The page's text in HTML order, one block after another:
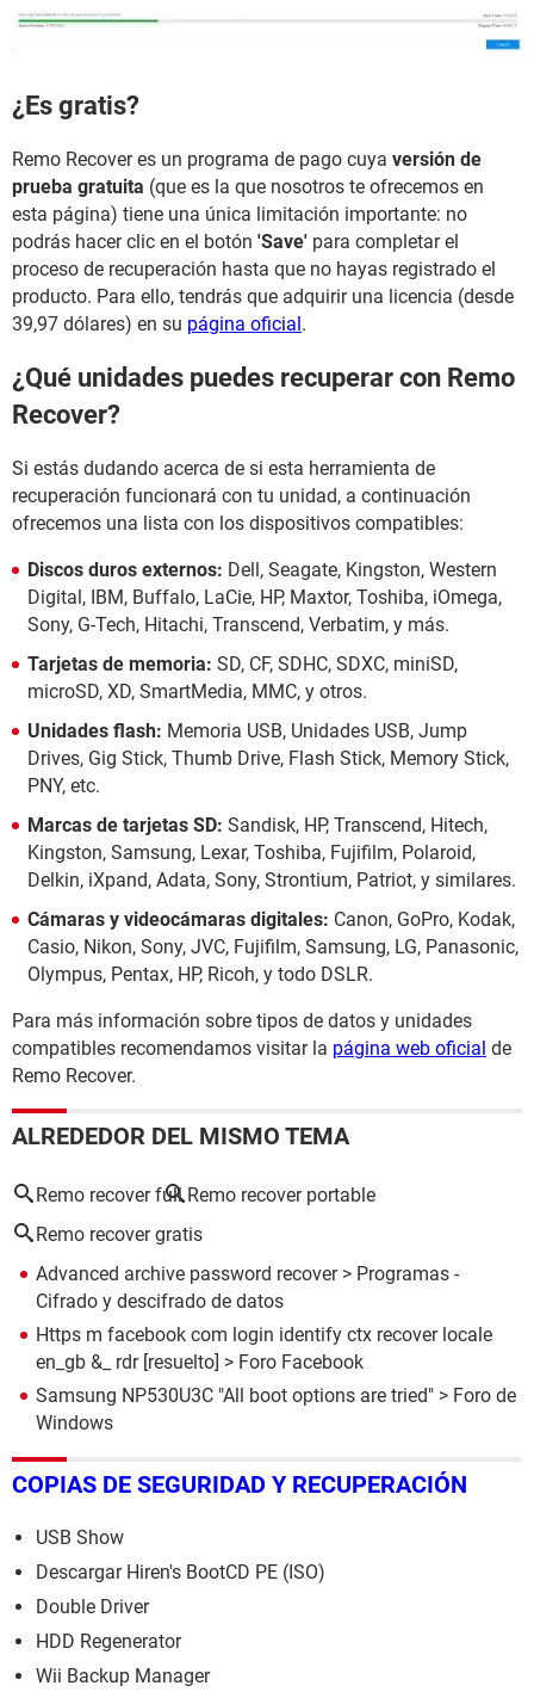
¿Es gratis?
Remo Recover es un programa de pago cuya versión de
prueba gratuita (que es la que nosotros te ofrecemos en
esta página) tiene una única limitación importante: no
podrás hacer clic en el botón 'Save' para completar el
proceso de recuperación hasta que no hayas registrado el
producto. Para ello, tendrás que adquirir una licencia (desde
39,97 dólares) en su página oficial.
¿Qué unidades puedes recuperar con Remo
Recover?
Si estás dudando acerca de si esta herramienta de
recuperación funcionará con tu unidad, a continuación
ofrecemos una lista con los dispositivos compatibles:
Discos duros externos: Dell, Seagate, Kingston, Western
Digital, IBM, Buffalo, LaCie, HP, Maxtor, Toshiba, iOmega,
Sony, G-Tech, Hitachi, Transcend, Verbatim, y más.
Tarjetas de memoria: SD, CF, SDHC, SDXC, miniSD,
microSD, XD, SmartMedia, MMC, y otros.
Unidades flash: Memoria USB, Unidades USB, Jump
Drives, Gig Stick, Thumb Drive, Flash Stick, Memory Stick,
PNY, etc.
Marcas de tarjetas SD: Sandisk, HP, Transcend, Hitech,
Kingston, Samsung, Lexar, Toshiba, Fujifilm, Polaroid,
Delkin, iXpand, Adata, Sony, Strontium, Patriot, y similares.
Cámaras y videocámaras digitales: Canon, GoPro, Kodak,
Casio, Nikon, Sony, JVC, Fujifilm, Samsung, LG, Panasonic,
Olympus, Pentax, HP, Ricoh, y todo DSLR.
Para más información sobre tipos de datos y unidades
compatibles recomendamos visitar la página web oficial de
Remo Recover.
ALREDEDOR DEL MISMO TEMA
Remo recover full Remo recover portable
Remo recover gratis
Advanced archive password recover> Programas -
Cifrado y descifrado de datos
Https m facebook com login identify ctx recover locale
en_gb &_ rdr[resuelto] > Foro Facebook
Samsung NP530U3C "All boot options are tried" > Foro de
Windows
COPIAS DE SEGURIDAD Y RECUPERACIÓN
USB Show
Descargar Hiren's BootCD PE (ISO)
Double Driver
HDD Regenerator
Wii Backup Manager